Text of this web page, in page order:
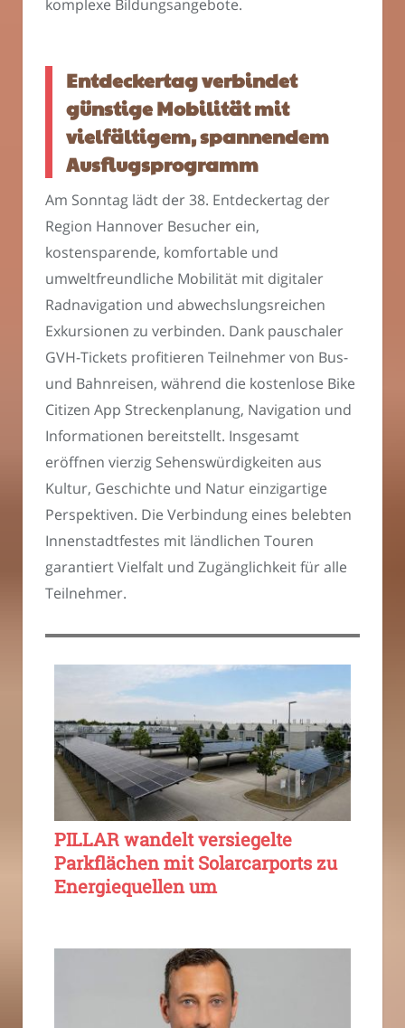
komplexe Bildungsangebote.
Entdeckertag verbindet
günstige Mobilität mit
vielfältigem, spannendem
Ausflugsprogramm
Am Sonntag lädt der 38. Entdeckertag der
Region Hannover Besucher ein,
kostensparende, komfortable und
umweltfreundliche Mobilität mit digitaler
Radnavigation und abwechslungsreichen
Exkursionen zu verbinden. Dank pauschaler
GVH-Tickets profitieren Teilnehmer von Bus-
und Bahnreisen, während die kostenlose Bike
Citizen App Streckenplanung, Navigation und
Informationen bereitstellt. Insgesamt
eröffnen vierzig Sehenswürdigkeiten aus
Kultur, Geschichte und Natur einzigartige
Perspektiven. Die Verbindung eines belebten
Innenstadtfestes mit ländlichen Touren
garantiert Vielfalt und Zugänglichkeit für alle
Teilnehmer.
PILLAR wandelt versiegelte
Parkflächen mit Solarcarports zu
Energiequellen um